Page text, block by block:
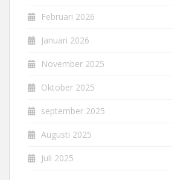
Februari 2026
Januari 2026
November 2025
Oktober 2025
september 2025
Augusti 2025
Juli 2025